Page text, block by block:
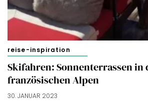
reise-inspiration
Skifahren: Sonnenterrassen in
französischen Alpen
30. JANUAR 2023